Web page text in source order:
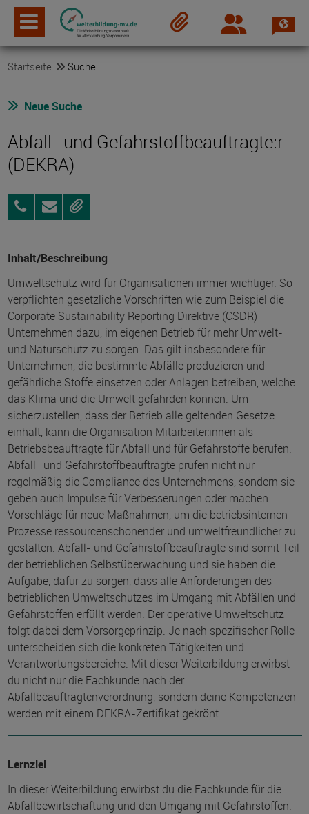
Login
Startseite Suche
Neue Suche
Abfall- und Gefahrstoffbeauftragte:r
(DEKRA)
03831
4349960
AnfragenMerken
Inhalt/Beschreibung
Umweltschutz wird für Organisationen immer wichtiger. So
verpflichten gesetzliche Vorschriften wie zum Beispiel die
Corporate Sustainability Reporting Direktive (CSDR)
Unternehmen dazu, im eigenen Betrieb für mehr Umwelt-
und Naturschutz zu sorgen. Das gilt insbesondere für
Unternehmen, die bestimmte Abfälle produzieren und
gefährliche Stoffe einsetzen oder Anlagen betreiben, welche
das Klima und die Umwelt gefährden können. Um
sicherzustellen, dass der Betrieb alle geltenden Gesetze
einhält, kann die Organisation Mitarbeiter:innen als
Betriebsbeauftragte für Abfall und für Gefahrstoffe berufen.
Abfall- und Gefahrstoffbeauftragte prüfen nicht nur
regelmäßig die Compliance des Unternehmens, sondern sie
geben auch Impulse für Verbesserungen oder machen
Vorschläge für neue Maßnahmen, um die betriebsinternen
Prozesse ressourcenschonender und umweltfreundlicher zu
gestalten. Abfall- und Gefahrstoffbeauftragte sind somit Teil
der betrieblichen Selbstüberwachung und sie haben die
Aufgabe, dafür zu sorgen, dass alle Anforderungen des
betrieblichen Umweltschutzes im Umgang mit Abfällen und
Gefahrstoffen erfüllt werden. Der operative Umweltschutz
folgt dabei dem Vorsorgeprinzip. Je nach spezifischer Rolle
unterscheiden sich die konkreten Tätigkeiten und
Verantwortungsbereiche. Mit dieser Weiterbildung erwirbst
du nicht nur die Fachkunde nach der
Abfallbeauftragtenverordnung, sondern deine Kompetenzen
werden mit einem DEKRA-Zertifikat gekrönt.
Lernziel
In dieser Weiterbildung erwirbst du die Fachkunde für die
Abfallbewirtschaftung und den Umgang mit Gefahrstoffen.